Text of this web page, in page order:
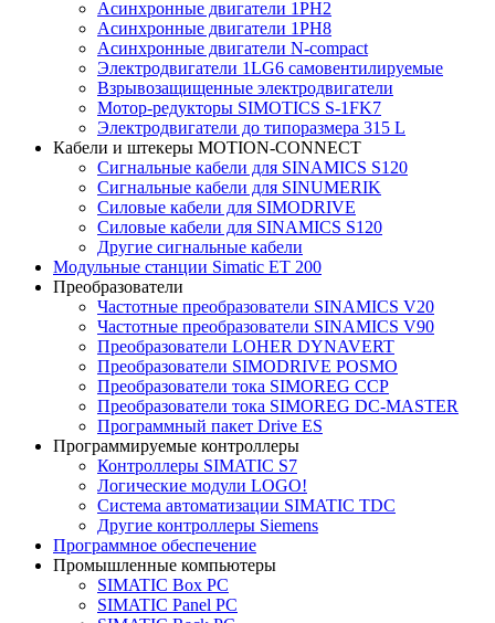
Асинхронные двигатели 1PH2
Асинхронные двигатели 1PH8
Асинхронные двигатели N-compact
Электродвигатели 1LG6 cамовентилируемые
Взрывозащищенные электродвигатели
Мотор-редукторы SIMOTICS S-1FK7
Электродвигатели до типоразмера 315 L
Кабели и штекеры MOTION-CONNECT
Сигнальные кабели для SINAMICS S120
Сигнальные кабели для SINUMERIK
Силовые кабели для SIMODRIVE
Силовые кабели для SINAMICS S120
Другие сигнальные кабели
Модульные станции Simatic ET 200
Преобразователи
Частотные преобразователи SINAMICS V20
Частотные преобразователи SINAMICS V90
Преобразователи LOHER DYNAVERT
Преобразователи SIMODRIVE POSMO
Преобразователи тока SIMOREG CCP
Преобразователи тока SIMOREG DC-MASTER
Программный пакет Drive ES
Программируемые контроллеры
Контроллеры SIMATIC S7
Логические модули LOGO!
Система автоматизации SIMATIC TDC
Другие контроллеры Siemens
Программное обеспечение
Промышленные компьютеры
SIMATIC Box PC
SIMATIC Panel PС